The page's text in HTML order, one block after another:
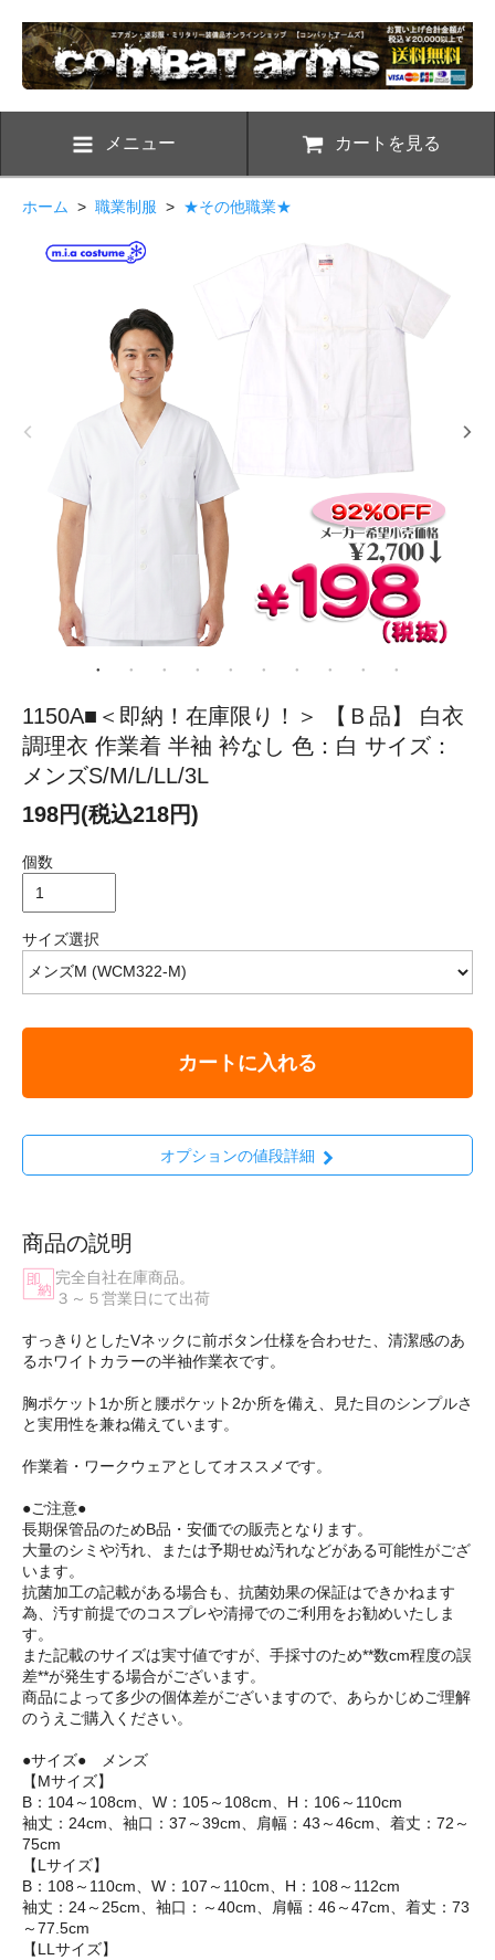
メニュー カートを見る
ホーム > 職業制服 > ★その他職業★
1150A■＜即納！在庫限り！＞ 【Ｂ品】 白衣
調理衣 作業着 半袖 衿なし 色：白 サイズ：
メンズS/M/L/LL/3L
198円(税込218円)
個数
サイズ選択
カートに入れる
オプションの値段詳細
商品の説明
完全自社在庫商品。
３～５営業日にて出荷
すっきりとしたVネックに前ボタン仕様を合わせた、清潔感のあ
るホワイトカラーの半袖作業衣です。
胸ポケット1か所と腰ポケット2か所を備え、見た目のシンプルさ
と実用性を兼ね備えています。
作業着・ワークウェアとしてオススメです。
●ご注意●
長期保管品のためB品・安価での販売となります。
大量のシミや汚れ、または予期せぬ汚れなどがある可能性がござ
います。
抗菌加工の記載がある場合も、抗菌効果の保証はできかねます
為、汚す前提でのコスプレや清掃でのご利用をお勧めいたしま
す。
また記載のサイズは実寸値ですが、手採寸のため**数cm程度の誤
差**が発生する場合がございます。
商品によって多少の個体差がございますので、あらかじめご理解
のうえご購入ください。
●サイズ● メンズ
【Mサイズ】
B：104～108cm、W：105～108cm、H：106～110cm
袖丈：24cm、袖口：37～39cm、肩幅：43～46cm、着丈：72～
75cm
【Lサイズ】
B：108～110cm、W：107～110cm、H：108～112cm
袖丈：24～25cm、袖口：～40cm、肩幅：46～47cm、着丈：73
～77.5cm
【LLサイズ】